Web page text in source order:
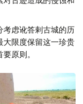
考虑讹答剌古城的历
大限度保留这一珍贵
原则。